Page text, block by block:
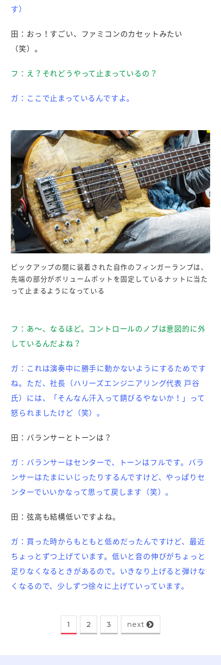
す）
田： おっ！すごい、ファミコンのカセットみたい
（笑）。
フ： え？それどうやって止まっているの？
ガ： ここで止まっているんですよ。
ピックアップの間に装着された自作のフィンガーランプは、
先端の部分がボリュームポットを固定しているナットに当た
って止まるようになっている
フ： あ～、なるほど。コントロールのノブは意図的に外
しているんだよね？
ガ： これは演奏中に勝手に動かないようにするためです
ね。ただ、社長（ハリーズエンジニアリング代表 戸谷
氏）には、「そんなん汗入って錆びるやないか！」って
怒られましたけど（笑）。
田： バランサーとトーンは？
ガ： バランサーはセンターで、トーンはフルです。バラ
ンサーはたまにいじったりするんですけど、やっぱりセ
ンターでいいかなって思って戻します（笑）。
田： 弦高も結構低いですよね。
ガ： 買った時からもともと低めだったんですけど、最近
ちょっとずつ上げています。低いと音の伸びがちょっと
足りなくなるときがあるので。いきなり上げると弾けな
くなるので、少しずつ徐々に上げていっています。
1 2 3 next